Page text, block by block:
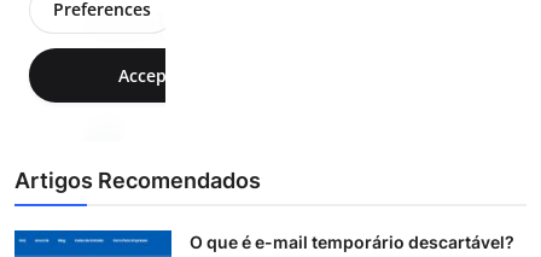
Artigos Recomendados
O que é e-mail temporário descartável?